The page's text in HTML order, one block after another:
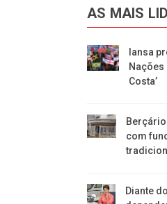
AS MAIS
Iansa
Nações
Costa’
com
Diante